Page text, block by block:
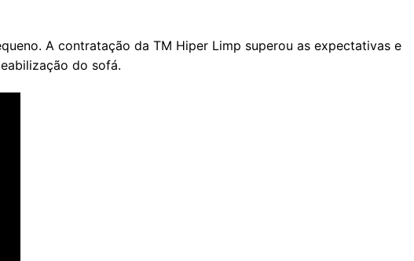
A contratação da TM Hiper Limp superou as expectativas e
do sofá.